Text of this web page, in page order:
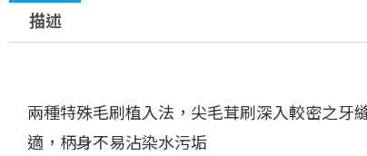
描述
兩種特殊毛刷植入法，尖毛茸刷深入較密之牙
適，柄身不易沾染水污垢